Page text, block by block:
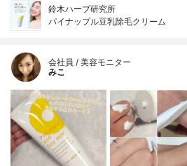
鈴木ハーブ研究所
パイナップル豆乳除毛クリーム
会社員 / 美容モニター
みこ